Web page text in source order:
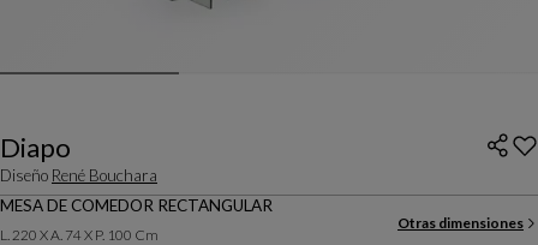
Diapo
Diseño René Bouchara
MESA DE COMEDOR RECTANGULAR
L. 220 X A. 74 X P. 100 Cm
Otras dimensiones